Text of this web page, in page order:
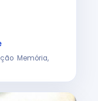
Memória,